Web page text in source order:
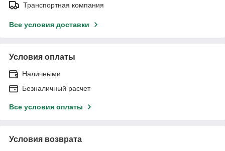
Транспортная компания
Все условия доставки
Условия оплаты
Наличными
Безналичный расчет
Все условия оплаты
Условия возврата